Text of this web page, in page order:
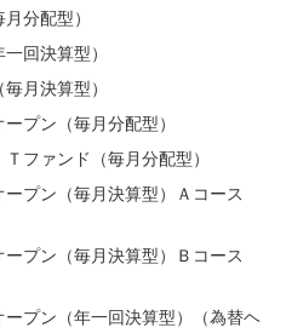
分配型）
回決算型）
月決算型）
プン（毎月分配型）
ファンド（毎月分配型）
プン（毎月決算型）Ａコース
プン（毎月決算型）Ｂコース
プン（年一回決算型）（為替ヘ